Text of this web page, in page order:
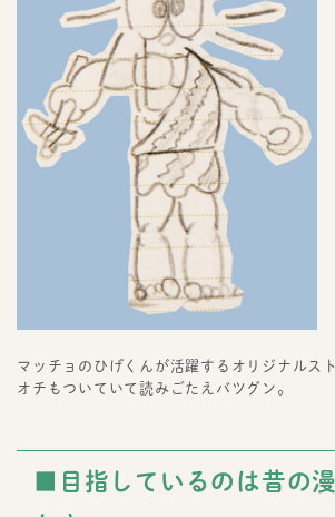
マッチョのひげくんが活躍するオリジナルス
オチもついていて読みごたえバツグン。
■目指しているのは昔の